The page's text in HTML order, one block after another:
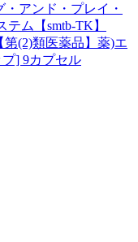
アンド・プレイ・
ム【smtb-TK】
第(2)類医薬品】薬)エ
] 9カプセル